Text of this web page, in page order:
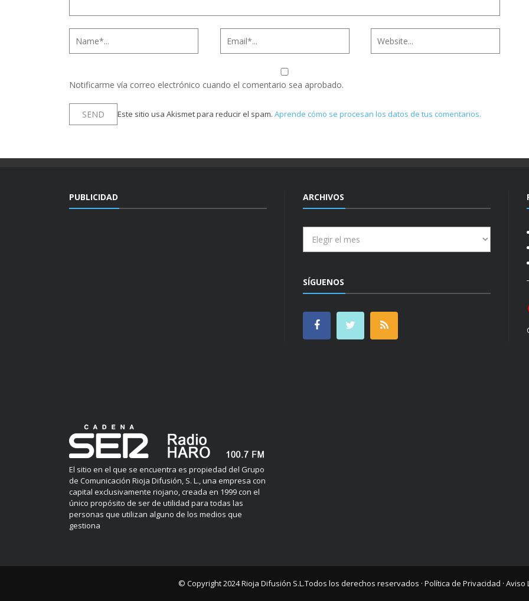
Notificarme vía correo electrónico cuando el comentario sea aprobado.
Este sitio usa Akismet para reducir el spam. Aprende cómo se procesan los datos de tus comentarios.
PUBLICIDAD
El sitio en el que se encuentra es propiedad del Grupo
de Comunicación Rioja Difusión, S. L., una empresa con
capital exclusivamente riojano, creada en 1999 con el
único propósito de ser de utilidad para todas las
personas que utilizan alguno de los medios que
gestiona
ARCHIVOS
SÍGUENOS
© Copyright 2024Rioja Difusión S.L.Todos los derechos reservados · Política de Privacidad · Aviso